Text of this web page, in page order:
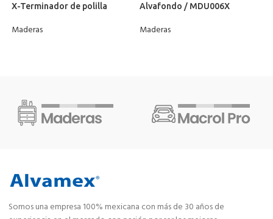
X-Terminador de polilla
Maderas
Alvafondo / MDU006X
Maderas
Somos una empresa 100% mexicana con más de 30 años de